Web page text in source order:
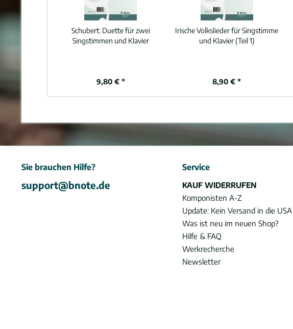
Schubert: Duette für zwei
Singstimmen und Klavier
9,80 € *
Irische Volkslieder für Singstimme
und Klavier (Teil 1)
8,90 € *
Sie brauchen Hilfe?
support@bnote.de
Service
KAUF WIDERRUFEN
Komponisten A-Z
Update: Kein Versand in die USA
Was ist neu im neuen Shop?
Hilfe & FAQ
Werkrecherche
Newsletter